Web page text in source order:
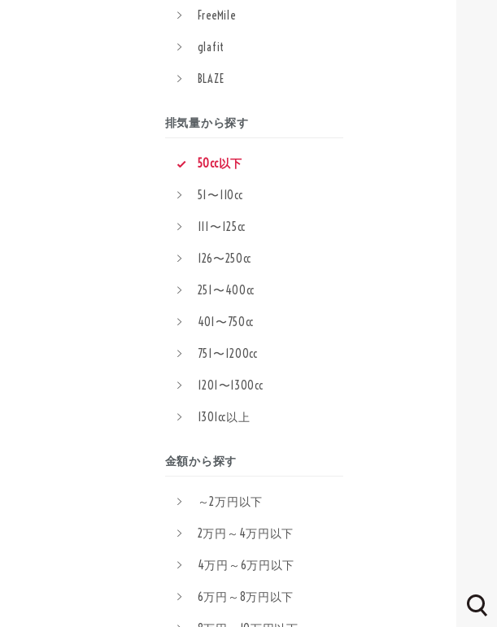
FreeMile
glafit
BLAZE
排気量から探す
50cc以下
51〜110cc
111〜125cc
126〜250cc
251〜400cc
401〜750cc
751〜1200cc
1201〜1300cc
1301cc以上
金額から探す
～2万円以下
2万円～4万円以下
4万円～6万円以下
6万円～8万円以下